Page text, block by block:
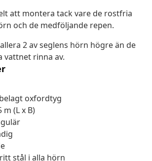
att montera tack vare de rostfria
och de medföljande repen.
2 av seglens hörn högre än de
vattnet rinna av.
oxfordtyg
m (L x B)
stål i alla hörn